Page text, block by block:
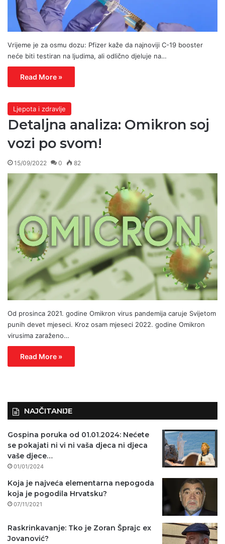
Vrijeme je za osmu dozu: Pfizer kaže da najnoviji C-19 booster
neće biti testiran na ljudima, ali odlično djeluje na…
Read More »
Ljepota i zdravlje
Detaljna analiza: Omikron soj
vozi po svom!
15/09/2022 0 82
Od prosinca 2021. godine Omikron virus pandemija caruje Svijetom
punih devet mjeseci. Kroz osam mjeseci 2022. godine Omikron
virusima zaraženo…
Read More »
NAJČITANIJE
Gospina poruka od 01.01.2024: Nećete
se pokajati ni vi ni vaša djeca ni djeca
vaše djece…
01/01/2024
Koja je najveća elementarna nepogoda
koja je pogodila Hrvatsku?
07/11/2021
Raskrinkavanje: Tko je Zoran Šprajc ex
Jovanović?